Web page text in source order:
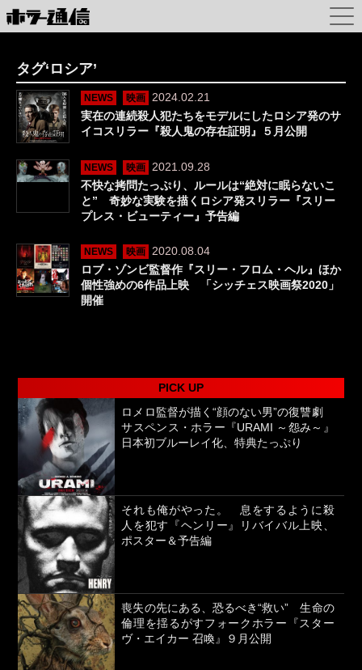
タグ‘ロシア’
NEWS 映画
2024.02.21
実在の連続殺人犯たちをモデルにしたロシア発のサ
イコスリラー『殺人鬼の存在証明』５月公開
NEWS 映画
2021.09.28
不快な拷問たっぷり、ルールは“絶対に眠らないこ
と” 奇妙な実験を描くロシア発スリラー『スリー
プレス・ビューティー』予告編
NEWS 映画
2020.08.04
ロブ・ゾンビ監督作『スリー・フロム・ヘル』ほか
個性強めの6作品上映 「シッチェス映画祭2020」
開催
PICK UP
ロメロ監督が描く“顔のない男”の復讐劇
サスペンス・ホラー『URAMI ～怨み～』
日本初ブルーレイ化、特典たっぷり
それも俺がやった。 息をするように殺
人を犯す『ヘンリー』リバイバル上映、
ポスター＆予告編
喪失の先にある、恐るべき“救い” 生命の
倫理を揺るがすフォークホラー『スター
ヴ・エイカー 召喚』９月公開